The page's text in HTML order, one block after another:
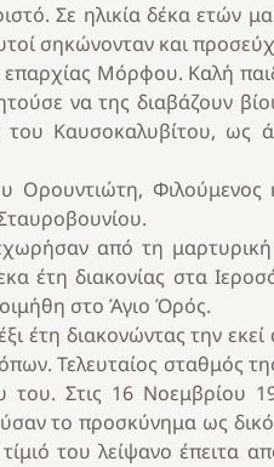
Σε ηλικία δέκα ετών
σηκώνονταν και
Μόρφου. Καλή
να της διαβάζουν
Καυσοκαλυβίτου, ως
Φιλούμενος
από τη
έτη διακονίας στα
στο Άγιο Όρός.
έτη διακονώντας την
Τελευταίος σταθμός
του. Στις 16 Νοεμβρίου
το προσκύνημα ως
του λείψανο έπειτα